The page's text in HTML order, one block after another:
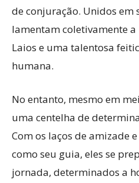
de conjuração. Unidos em
lamentam coletivamente
Laios e uma talentosa
humana.
No entanto, mesmo em
uma centelha de
Com os laços de amizade
como seu guia, eles se
jornada, determinados a